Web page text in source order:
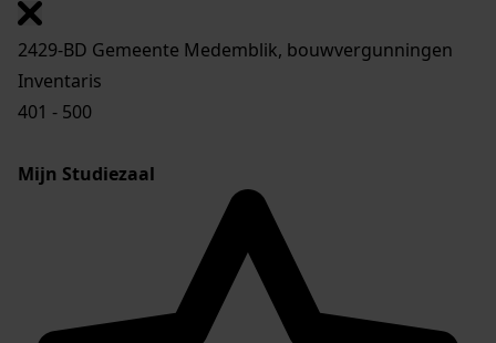
2429-BD Gemeente Medemblik, bouwvergunningen
Inventaris
401 - 500
Mijn Studiezaal